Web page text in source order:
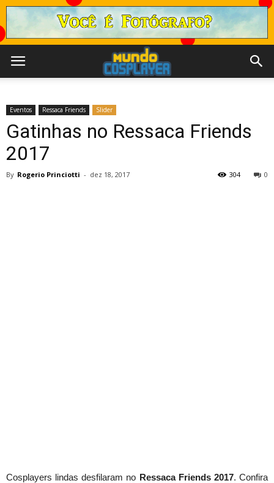
Eventos Ressaca Friends Slider
Gatinhas no Ressaca Friends
2017
By Rogerio Princiotti - dez 18, 2017 0
304
Cosplayers lindas desfilaram no Ressaca Friends 2017. Confira